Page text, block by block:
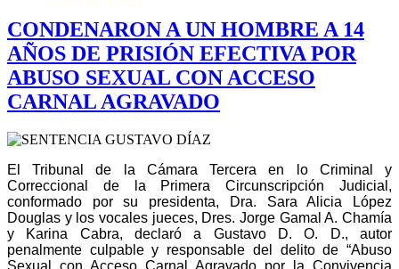
CONDENARON A UN HOMBRE A 14
AÑOS DE PRISIÓN EFECTIVA POR
ABUSO SEXUAL CON ACCESO
CARNAL AGRAVADO
El Tribunal de la Cámara Tercera en lo Criminal y
Correccional de la Primera Circunscripción Judicial,
conformado por su presidenta, Dra. Sara Alicia López
Douglas y los vocales jueces, Dres. Jorge Gamal A. Chamía
y Karina Cabra, declaró a Gustavo D. O. D., autor
penalmente culpable y responsable del delito de “Abuso
Sexual con Acceso Carnal Agravado por la Convivencia